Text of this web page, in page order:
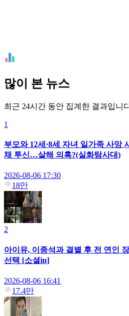
많이 본 뉴스
최근 24시간 동안 집계한 결과입니
1
부모와 12세·8세 자녀 일가족 사망
채 투신…살해 의혹?(실화탐사대)
2026-08-06 17:30
18만
2
아이유, 이종석과 결별 후 전 연인
선택 [소셜in]
2026-08-06 16:41
17.4만